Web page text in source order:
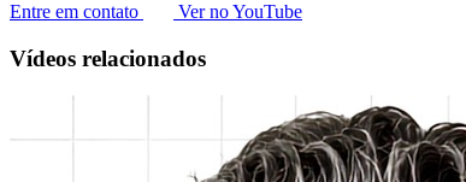
Entre em contato
Ver no YouTube
Vídeos relacionados